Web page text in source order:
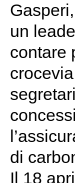
un
contare
di
Il 18